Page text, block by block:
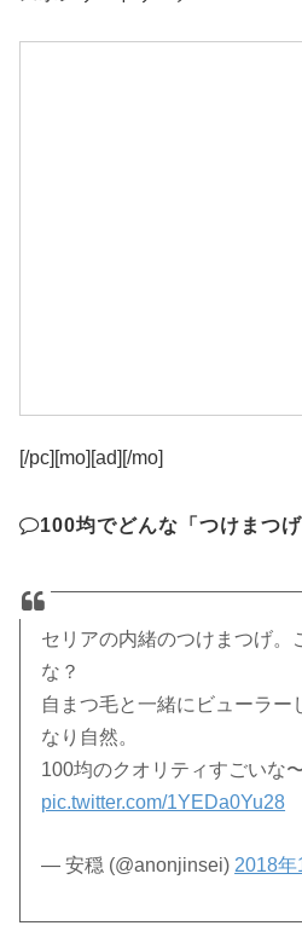
[/pc][mo][ad][/mo]
100均でどんな「つけまつ
セリアの内緒のつけまつげ。
な？
自まつ毛と一緒にビューラー
なり自然。
100均のクオリティすごいな
pic.twitter.com/1YEDa0Yu28
— 安穏 (@anonjinsei) 2018年